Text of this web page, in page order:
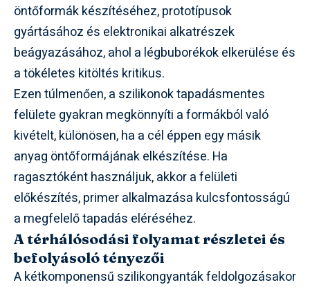
öntőformák készítéséhez, prototípusok
gyártásához és elektronikai alkatrészek
beágyazásához, ahol a légbuborékok elkerülése és
a tökéletes kitöltés kritikus.
Ezen túlmenően, a szilikonok tapadásmentes
felülete gyakran megkönnyíti a formákból való
kivételt, különösen, ha a cél éppen egy másik
anyag öntőformájának elkészítése. Ha
ragasztóként használjuk, akkor a felületi
előkészítés, primer alkalmazása kulcsfontosságú
a megfelelő tapadás eléréséhez.
A térhálósodási folyamat részletei és
befolyásoló tényezői
A kétkomponensű szilikongyanták feldolgozásakor